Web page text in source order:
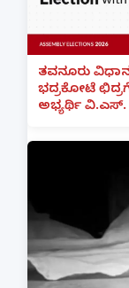
ತವನೂರು
ಭದ್ರಕೋಟೆ
ಅಭ್ಯರ್ಥಿ ವಿ.ಎಸ್.